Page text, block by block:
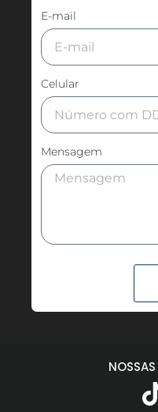
E-mail
Celular
Mensagem